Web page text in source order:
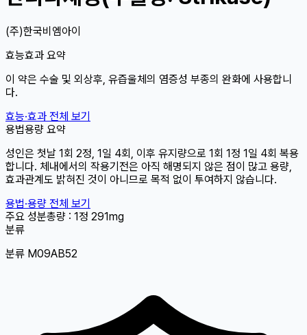
(주)한국비엠아이
효능효과 요약
이 약은 수술 및 외상후, 유즙울체의 염증성 부종의 완화에 사용합니
다.
효능·효과 전체 보기
용법용량 요약
성인은 첫날 1회 2정, 1일 4회, 이후 유지량으로 1회 1정 1일 4회 복용
합니다. 체내에서의 작용기전은 아직 해명되지 않은 점이 많고 용량,
효과관계도 밝혀진 것이 아니므로 목적 없이 투여하지 않습니다.
용법·용량 전체 보기
주요 성분총량 : 1정 291mg
분류
분류 M09AB52